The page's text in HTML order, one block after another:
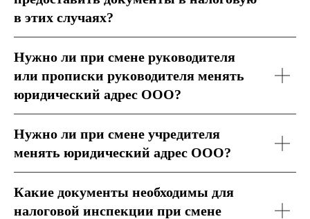
в этих случаях?
Нужно ли при смене руководителя
или прописки руководителя менять
юридический адрес ООО?
Нужно ли при смене учредителя
менять юридический адрес ООО?
Какие документы необходимы для
налоговой инспекции при смене